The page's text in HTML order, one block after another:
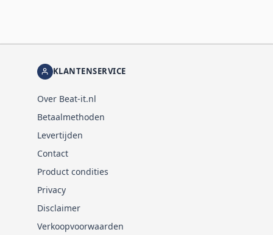
KLANTENSERVICE
Over Beat-it.nl
Betaalmethoden
Levertijden
Contact
Product condities
Privacy
Disclaimer
Verkoopvoorwaarden